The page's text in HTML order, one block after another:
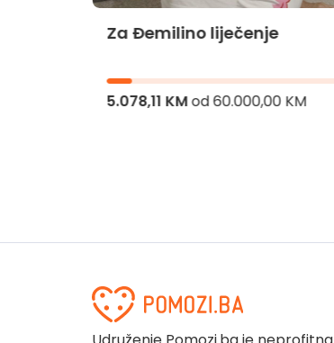
Za Đemilino liječenje
5.078,11 KMod60.000,00 KM